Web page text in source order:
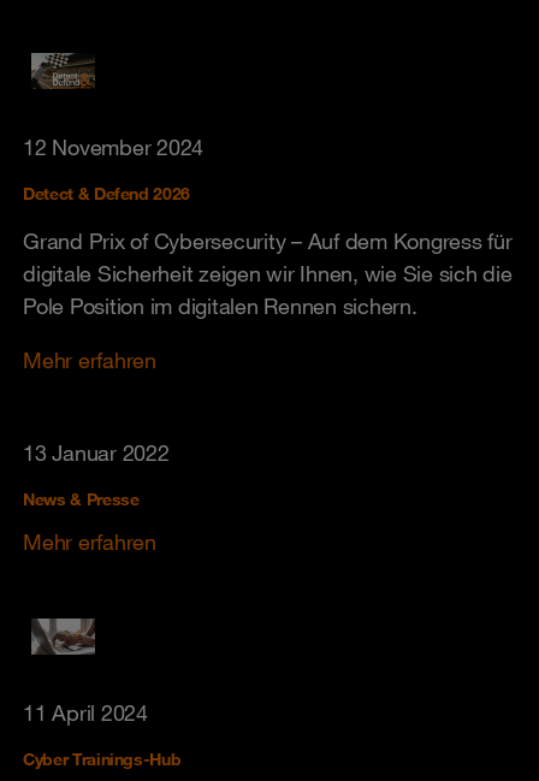
12 November 2024
Detect & Defend 2026
Grand Prix of Cybersecurity – Auf dem Kongress für
digitale Sicherheit zeigen wir Ihnen, wie Sie sich die
Pole Position im digitalen Rennen sichern.
Mehr erfahren
13 Januar 2022
News & Presse
Mehr erfahren
11 April 2024
Cyber Trainings-Hub